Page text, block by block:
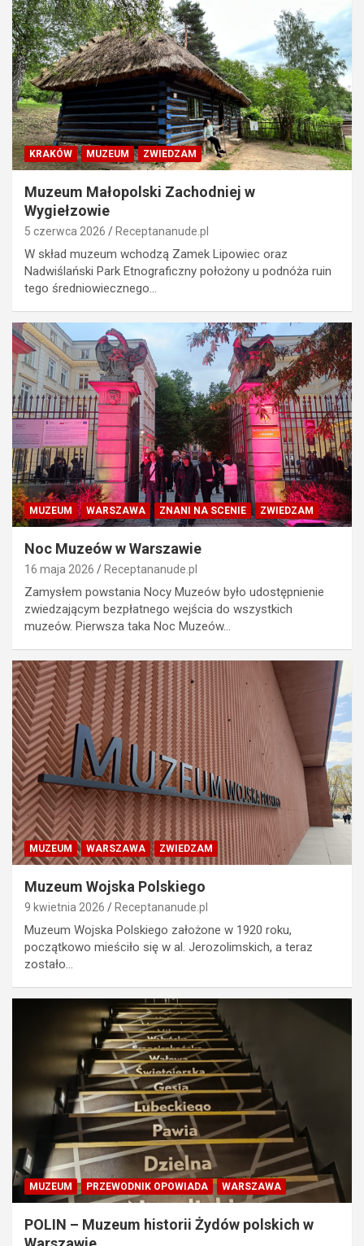
KRAKÓW MUZEUM ZWIEDZAM
Muzeum Małopolski Zachodniej w
Wygiełzowie
5 czerwca 2026 Receptananude.pl
W skład muzeum wchodzą Zamek Lipowiec oraz
Nadwiślański Park Etnograficzny położony u podnóża ruin
tego średniowiecznego…
MUZEUM WARSZAWA ZNANI NA SCENIE ZWIEDZAM
Noc Muzeów w Warszawie
16 maja 2026 Receptananude.pl
Zamysłem powstania Nocy Muzeów było udostępnienie
zwiedzającym bezpłatnego wejścia do wszystkich
muzeów. Pierwsza taka Noc Muzeów…
MUZEUM WARSZAWA ZWIEDZAM
Muzeum Wojska Polskiego
9 kwietnia 2026 Receptananude.pl
Muzeum Wojska Polskiego założone w 1920 roku,
początkowo mieściło się w al. Jerozolimskich, a teraz
zostało…
MUZEUM PRZEWODNIK OPOWIADA WARSZAWA
POLIN – Muzeum historii Żydów polskich w